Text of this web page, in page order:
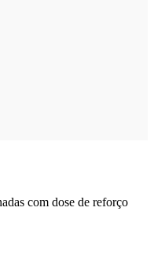
com dose de reforço